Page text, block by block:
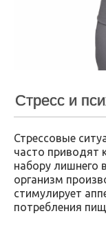
Стресс и
Стрессовые
часто приводят
набору лишнего
организм
стимулирует
потребления